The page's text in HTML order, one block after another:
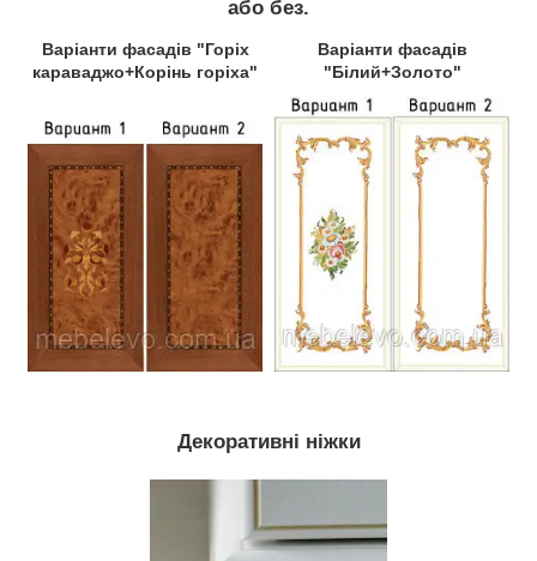
або без.
Варіанти фасадів "Горіх
караваджо+Корінь горіха"
Варіанти фасадів
"Білий+Золото"
Декоративні ніжки